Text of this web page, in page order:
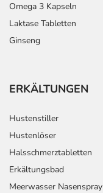
Omega 3 Kapseln
Laktase Tabletten
Ginseng
ERKÄLTUNGEN
Hustenstiller
Hustenlöser
Halsschmerztabletten
Erkältungsbad
Meerwasser Nasenspray